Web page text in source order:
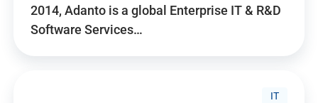
2014, Adanto is a global Enterprise IT & R&D
Software Services…
IT